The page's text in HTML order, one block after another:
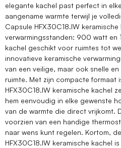
elegante kachel past perfect in
aangename warmte terwijl je
Capsule HFX30C18.IW
verwarmingsstanden: 900 watt en
kachel geschikt voor ruimtes tot
innovatieve keramische
van een veilige, maar ook snelle
ruimte. Met zijn compacte formaat
HFX30C18.IW keramische kachel
hem eenvoudig in elke gewenste
van de warmte die direct vrijkomt.
voorzien van een handige
naar wens kunt regelen. Kortom,
HFX30C18.IW keramische kachel